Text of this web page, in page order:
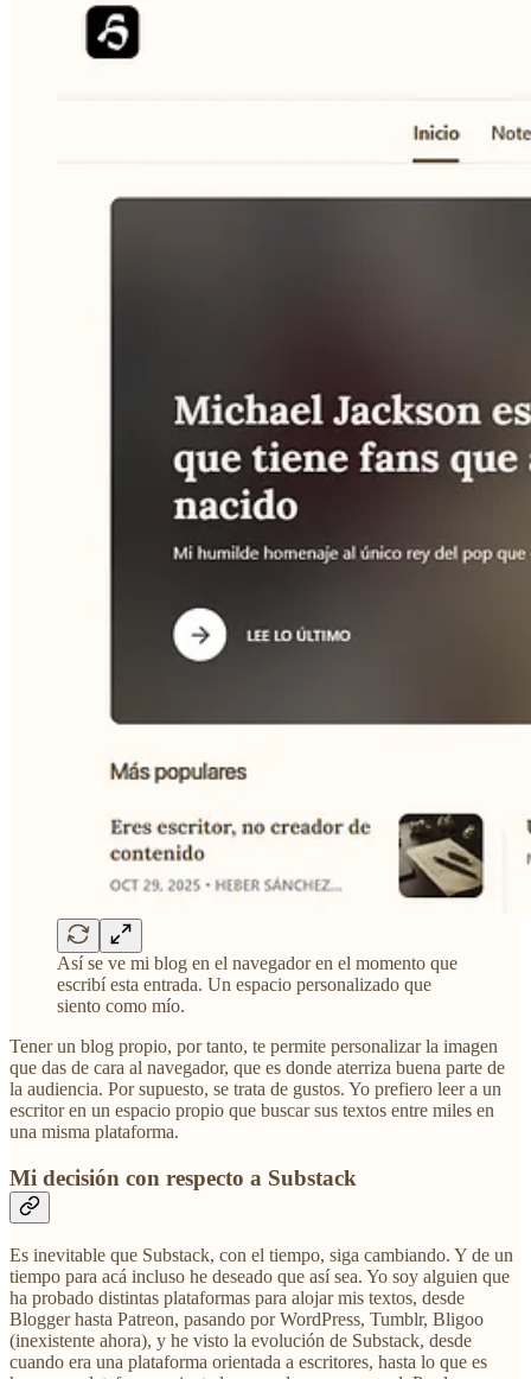
Así se ve mi blog en el navegador en el momento que
escribí esta entrada. Un espacio personalizado que
siento como mío.
Tener un blog propio, por tanto, te permite personalizar la imagen
que das de cara al navegador, que es donde aterriza buena parte de
la audiencia. Por supuesto, se trata de gustos. Yo prefiero leer a un
escritor en un espacio propio que buscar sus textos entre miles en
una misma plataforma.
Mi decisión con respecto a Substack
Es inevitable que Substack, con el tiempo, siga cambiando. Y de un
tiempo para acá incluso he deseado que así sea. Yo soy alguien que
ha probado distintas plataformas para alojar mis textos, desde
Blogger hasta Patreon, pasando por WordPress, Tumblr, Bligoo
(inexistente ahora), y he visto la evolución de Substack, desde
cuando era una plataforma orientada a escritores, hasta lo que es